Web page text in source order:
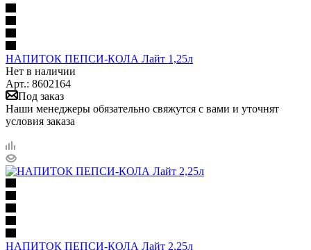
НАПИТОК ПЕПСИ-КОЛА Лайт 1,25л
Нет в наличии
Арт.: 8602164
Под заказ
Наши менеджеры обязательно свяжутся с вами и уточнят
условия заказа
НАПИТОК ПЕПСИ-КОЛА Лайт 2,25л